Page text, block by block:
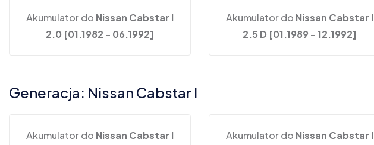
Akumulator do Nissan Cabstar I
2.0 [01.1982 - 06.1992]
Akumulator do Nissan Cabstar I
2.5 D [01.1989 - 12.1992]
Generacja: Nissan Cabstar I
Akumulator do Nissan Cabstar I
Akumulator do Nissan Cabstar I